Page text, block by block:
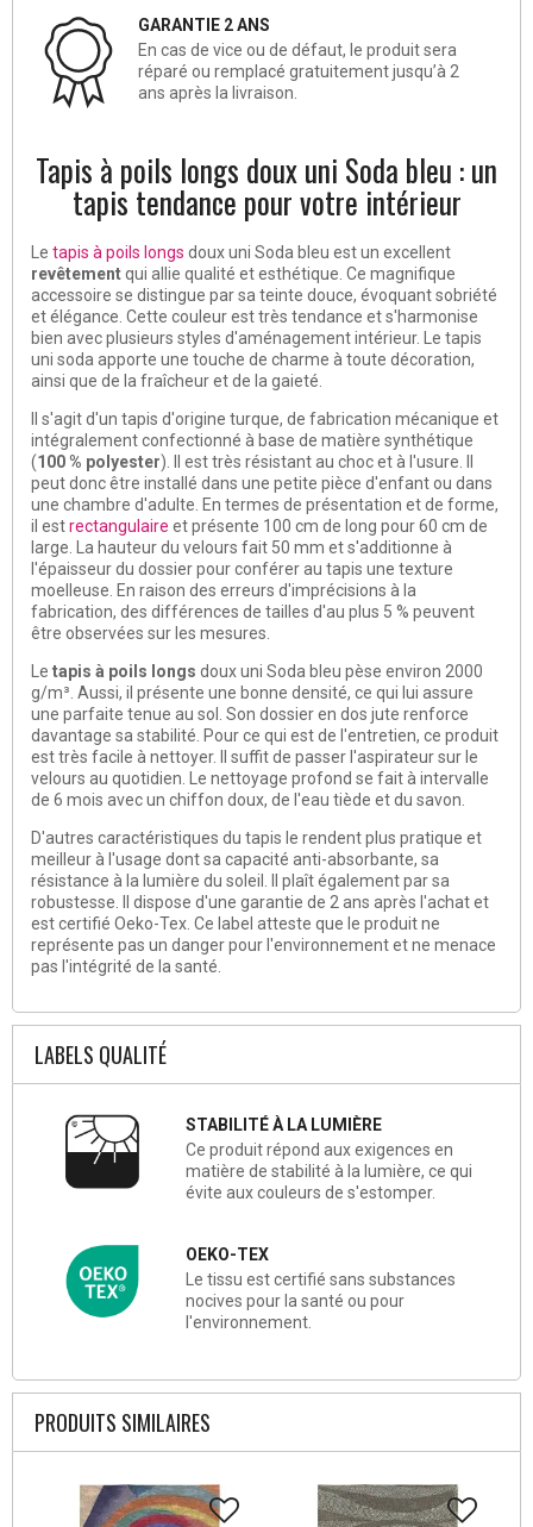
GARANTIE 2 ANS
En cas de vice ou de défaut, le produit sera
réparé ou remplacé gratuitement jusqu’à 2
ans après la livraison.
Tapis à poils longs doux uni Soda bleu : un
tapis tendance pour votre intérieur
Le tapis à poils longs doux uni Soda bleu est un excellent
revêtementqui allie qualité et esthétique. Ce magnifique
accessoire se distingue par sa teinte douce, évoquant sobriété
et élégance. Cette couleur est très tendance et s'harmonise
bien avec plusieurs styles d'aménagement intérieur. Le tapis
uni soda apporte une touche de charme à toute décoration,
ainsi que de la fraîcheur et de la gaieté.
Il s'agit d'un tapis d'origine turque, de fabrication mécanique et
intégralement confectionné à base de matière synthétique
(100 % polyester). Il est très résistant au choc et à l'usure. Il
peut donc être installé dans une petite pièce d'enfant ou dans
une chambre d'adulte. En termes de présentation et de forme,
il estrectangulaire et présente 100 cm de long pour 60 cm de
large. La hauteur du velours fait 50 mm et s'additionne à
l'épaisseur du dossier pour conférer au tapis une texture
moelleuse . En raison des erreurs d'imprécisions à la
fabrication, des différences de tailles d'au plus 5 % peuvent
être observées sur les mesures.
Le tapis à poils longs doux uni Soda bleu pèse environ 2000
g/m³. Aussi, il présente une bonne densité, ce qui lui assure
une parfaite tenue au sol. Son dossier en dos jute renforce
davantage sa stabilité. Pour ce qui est de l'entretien, ce produit
est très facile à nettoyer. Il suffit de passer l'aspirateur sur le
velours au quotidien. Le nettoyage profond se fait à intervalle
de 6 mois avec un chiffon doux, de l'eau tiède et du savon.
D'autres caractéristiques du tapis le rendent plus pratique et
meilleur à l'usage dont sa capacité anti-absorbante, sa
résistance à la lumière du soleil. Il plaît également par sa
robustesse. Il dispose d'une garantie de 2 ans après l'achat et
est certifié Oeko-Tex. Ce label atteste que le produit ne
représente pas un danger pour l'environnement et ne menace
pas l'intégrité de la santé.
LABELS QUALITÉ
STABILITÉ À LA LUMIÈRE
Ce produit répond aux exigences en
matière de stabilité à la lumière, ce qui
évite aux couleurs de s'estomper.
OEKO-TEX
Le tissu est certifié sans substances
nocives pour la santé ou pour
l'environnement.
PRODUITS SIMILAIRES